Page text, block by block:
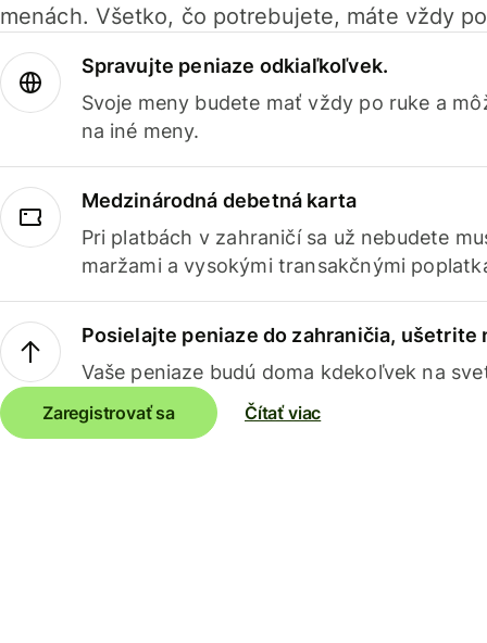
menách. Všetko, čo potrebujete, máte vždy
Spravujte peniaze odkiaľkoľvek.
Svoje meny budete mať vždy po ruke a
na iné meny.
Medzinárodná debetná karta
Pri platbách v zahraničí sa už nebudete
maržami a vysokými transakčnými
Posielajte peniaze do zahraničia, ušetrite
Vaše peniaze budú doma kdekoľvek na
Zaregistrovať sa Čítať viac